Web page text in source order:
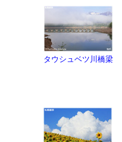
タウシュベツ川橋梁